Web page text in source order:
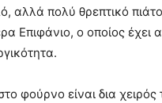
αλλά πολύ θρεπτικό
ο οποίος έχει
φούρνο είναι δια